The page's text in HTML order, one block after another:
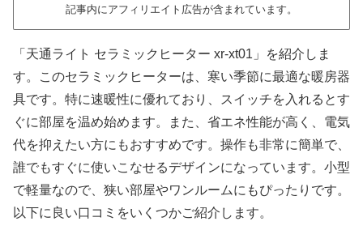
記事内にアフィリエイト広告が含まれています。
「天通ライト セラミックヒーター xr-xt01」を紹介しま
す。このセラミックヒーターは、寒い季節に最適な暖房器
具です。特に速暖性に優れており、スイッチを入れるとす
ぐに部屋を温め始めます。また、省エネ性能が高く、電気
代を抑えたい方にもおすすめです。操作も非常に簡単で、
誰でもすぐに使いこなせるデザインになっています。小型
で軽量なので、狭い部屋やワンルームにもぴったりです。
以下に良い口コミをいくつかご紹介します。